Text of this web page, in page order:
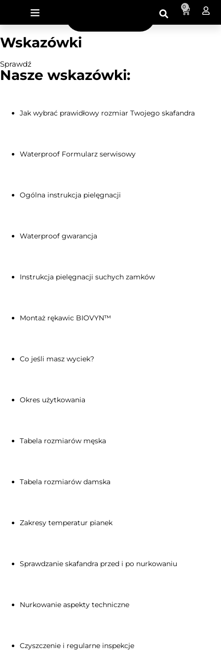
0
Wskazówki
Sprawdź
Nasze wskazówki:
Jak wybrać prawidłowy rozmiar Twojego skafandra
Waterproof Formularz serwisowy
Ogólna instrukcja pielęgnacji
Waterproof gwarancja
Instrukcja pielęgnacji suchych zamków
Montaż rękawic BIOVYN™
Co jeśli masz wyciek?
Okres użytkowania
Tabela rozmiarów męska
Tabela rozmiarów damska
Zakresy temperatur pianek
Sprawdzanie skafandra przed i po nurkowaniu
Nurkowanie aspekty techniczne
Czyszczenie i regularne inspekcje